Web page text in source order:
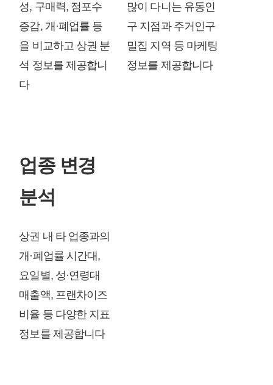
성, 구매력, 점포수
증감, 개·폐업률 등
을 비교하고 상권 분
석 정보를 제공합니
다
많이 다니는 유동인
구 지점과 주거인구
밀집 지역 등 마케팅
정보를 제공합니다
업종 변경
분석
상권 내 타 업종과의
개·폐업률 시간대,
요일별, 성·연령대
매출액, 프랜차이즈
비율 등 다양한 지표
정보를 제공합니다